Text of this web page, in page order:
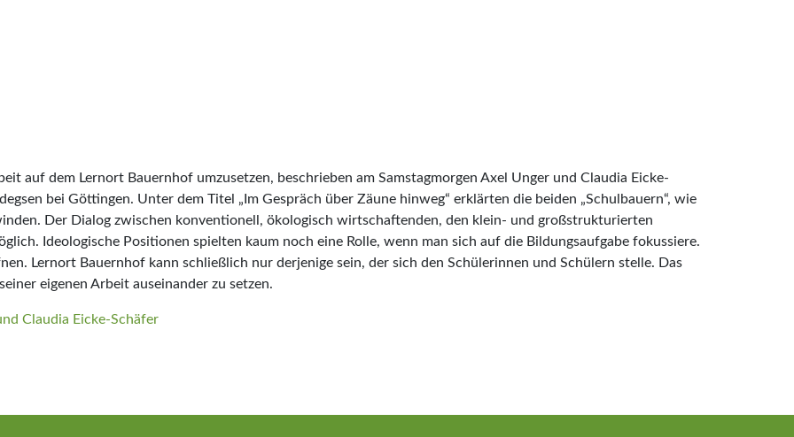
auf dem Lernort Bauernhof umzusetzen, beschrieben am Samstagmorgen Axel Unger und Claudia Eicke-
bei Göttingen. Unter dem Titel „Im Gespräch über Zäune hinweg“ erklärten die beiden „Schulbauern“, wie
Der Dialog zwischen konventionell, ökologisch wirtschaftenden, den klein- und großstrukturierten
Ideologische Positionen spielten kaum noch eine Rolle, wenn man sich auf die Bildungsaufgabe fokussiere.
Lernort Bauernhof kann schließlich nur derjenige sein, der sich den Schülerinnen und Schülern stelle. Das
eigenen Arbeit auseinander zu setzen.
Claudia Eicke-Schäfer